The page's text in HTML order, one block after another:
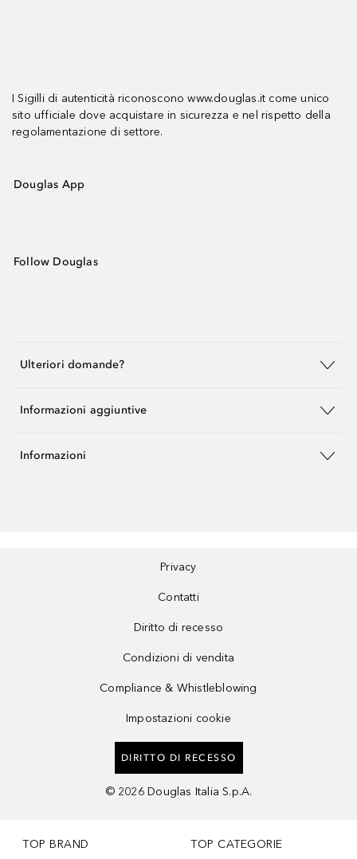
I Sigilli di autenticità riconoscono www.douglas.it come unico
sito ufficiale dove acquistare in sicurezza e nel rispetto della
regolamentazione di settore.
Douglas App
Follow Douglas
Ulteriori domande?
Informazioni aggiuntive
Informazioni
Privacy
Contatti
Diritto di recesso
Condizioni di vendita
Compliance & Whistleblowing
Impostazioni cookie
DIRITTO DI RECESSO
© 2026 Douglas Italia S.p.A.
TOP BRAND TOP CATEGORIE